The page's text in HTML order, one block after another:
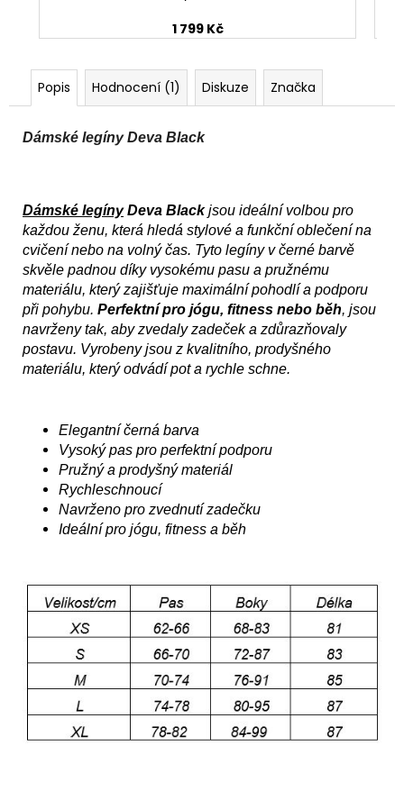
1 799 Kč
Popis Hodnocení (1) Diskuze Značka
Dámské legíny Deva Black
Dámské legíny Deva Black jsou ideální volbou pro
každou ženu, která hledá stylové a funkční oblečení na
cvičení nebo na volný čas. Tyto legíny v černé barvě
skvěle padnou díky vysokému pasu a pružnému
materiálu, který zajišťuje maximální pohodlí a podporu
při pohybu. Perfektní pro jógu, fitness nebo běh, jsou
navrženy tak, aby zvedaly zadeček a zdůrazňovaly
postavu. Vyrobeny jsou z kvalitního, prodyšného
materiálu, který odvádí pot a rychle schne.
Elegantní černá barva
Vysoký pas pro perfektní podporu
Pružný a prodyšný materiál
Rychleschnoucí
Navrženo pro zvednutí zadečku
Ideální pro jógu, fitness a běh